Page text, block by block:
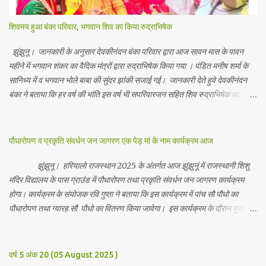
शिवमय हुआ बंका परिवार, भगवान शिव का किया रुद्राभिषेक
झुंझुनू। जानकारी के अनुसार देवकीनंदन बंका परिवार द्वारा आज सावन मास के पावन
महीने में भगवान शंकर का वैदिक मंत्रों द्वारा रुद्राभिषेक किया गया । पंडित मनीष शर्मा के
सानिध्य में व भगवान भोले बाबा की सुंदर झांकी सजाई गई। जानकारी देते हुवे देवकीनंदन
बंका ने बताया कि हर वर्ष की भांति इस वर्ष भी सपरिवारजन सहित शिव रुद्राभिषेक का
भाविक, लाडो, मीना, रेनू, निर्मला, दीक्षा, मनीषा आदि सभी परिवार जन उपस्थित रहे।
guarantee the information is 100% accurate
पौधारोपण व प्रकृति संवर्धन जन जागरण एक पेड़ मां के नाम कार्यक्रम आज
झुंझुनू। हरियालो राजस्थान 2025 के अंतर्गत आज झुंझुनूं में राजस्थानी शिशु
मंदिर विद्यालय के पास ग्राउंड में पौधारोपण तथा प्रकृति संवर्धन जन जागरण कार्यक्रम
होगा। कार्यक्रम के संयोजक रवि गुप्ता ने बताया कि इस कार्यक्रम में पांच सौ पौधो का
पौधारोपण तथा ग्यारह सौ पौधो का वितरण किया जावेगा। इस कार्यक्रम के दौरान मुख्य
उपस्थित रहेंगे। Contents May Subject to copyright Disclaimer: We
वर्ष 5 अंक 20 (05 August 2025 )